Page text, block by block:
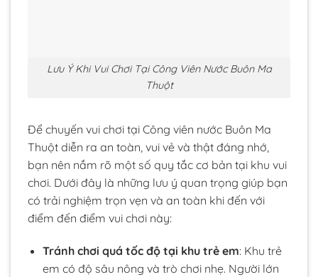
Lưu Ý Khi Vui Chơi Tại Công Viên Nước Buôn Ma
Thuột
Để chuyến vui chơi tại Công viên nước Buôn Ma
Thuột diễn ra an toàn, vui vẻ và thật đáng nhớ,
bạn nên nắm rõ một số quy tắc cơ bản tại khu vui
chơi. Dưới đây là những lưu ý quan trọng giúp bạn
có trải nghiệm trọn vẹn và an toàn khi đến với
điểm đến điểm vui chơi này:
Tránh chơi quá tốc độ tại khu trẻ em: Khu trẻ
em có độ sâu nông và trò chơi nhẹ. Người lớn